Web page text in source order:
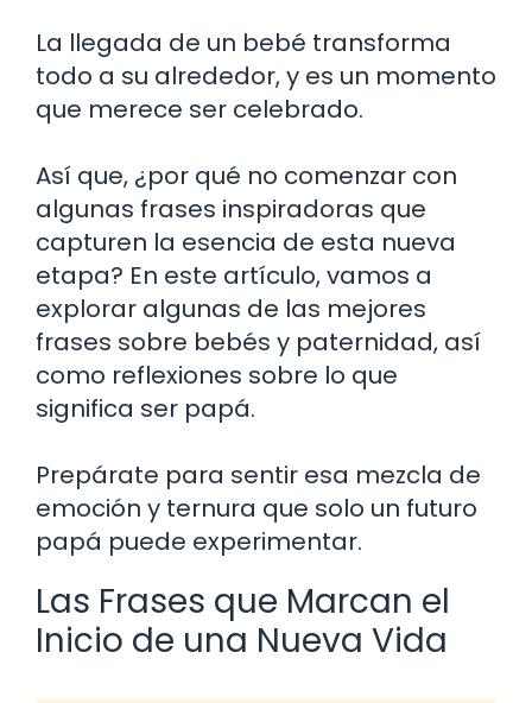
La llegada de un bebé transforma
todo a su alrededor, y es un momento
que merece ser celebrado.
Así que, ¿por qué no comenzar con
algunas frases inspiradoras que
capturen la esencia de esta nueva
etapa? En este artículo, vamos a
explorar algunas de las mejores
frases sobre bebés y paternidad, así
como reflexiones sobre lo que
significa ser papá.
Prepárate para sentir esa mezcla de
emoción y ternura que solo un futuro
papá puede experimentar.
Las Frases que Marcan el
Inicio de una Nueva Vida